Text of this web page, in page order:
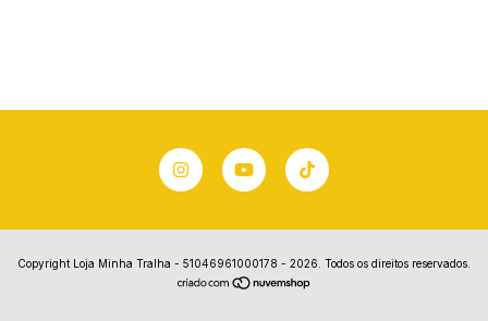
Copyright Loja Minha Tralha - 51046961000178 - 2026. Todos os direitos reservados.